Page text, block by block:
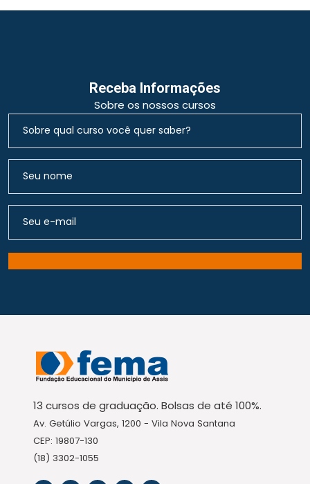
Receba Informações
Sobre os nossos cursos
13 cursos de graduação. Bolsas de até 100%.
Av. Getúlio Vargas, 1200 - Vila Nova Santana
CEP: 19807-130
(18) 3302-1055